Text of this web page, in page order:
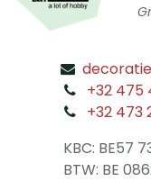
+32 475
+32 473
KBC: BE57
BTW: BE